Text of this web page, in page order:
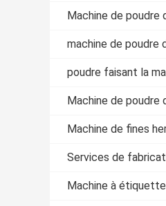
Machine de poudre
machine de poudre
poudre faisant la
Machine de poudre
Machine de fines
Services de
Machine à